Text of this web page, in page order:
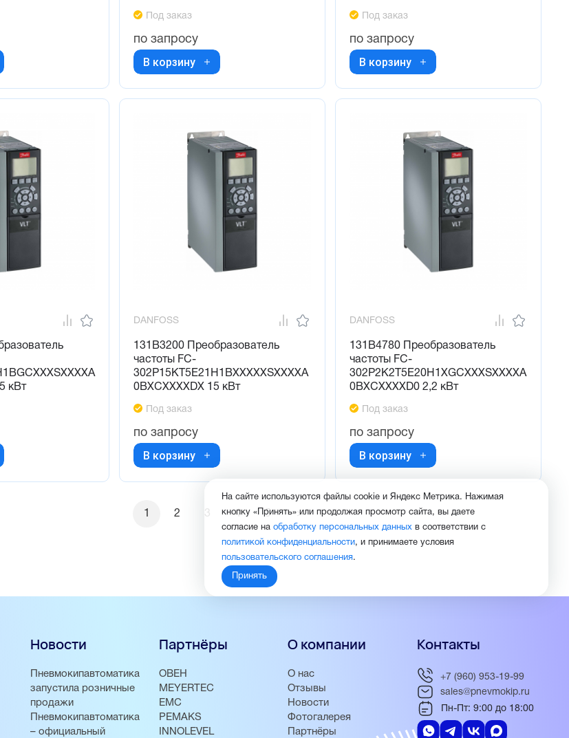
Под заказ
по запросу
В корзину
Под заказ
по запросу
В корзину
кВт
DANFOSS
131B3200 Преобразователь
частоты FC-
302P15KT5E21H1BXXXXXSXXXXA
0BXCXXXXDX 15 кВт
Под заказ
по запросу
В корзину
DANFOSS
131B4780 Преобразователь
частоты FC-
302P2K2T5E20H1XGCXXXSXXXXA
0BXCXXXXD0 2,2 кВт
Под заказ
по запросу
В корзину
2 3 4 5 ->
Новости
Пневмокипавтоматика
запустила розничные
продажи
Пневмокипавтоматика
– официальный
Партнёры
ОВЕН
MEYERTEC
EMC
PEMAKS
INNOLEVEL
О компании
О нас
Отзывы
Новости
Фотогалерея
Партнёры
Контакты
+7 (960) 953-19-99
sales@pnevmokip.ru
Пн-Пт: 9:00 до 18:00
На сайте используются файлы cookie и Яндекс Метрика. Нажимая
кнопку «Принять» или продолжая просмотр сайта, вы даете
согласие на обработку персональных данных в соответствии с
политикой конфиденциальности, и принимаете условия
пользовательского соглашения.
Принять